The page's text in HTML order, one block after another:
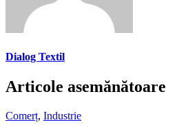
Dialog Textil
Articole asemănătoare
Comerț, Industrie